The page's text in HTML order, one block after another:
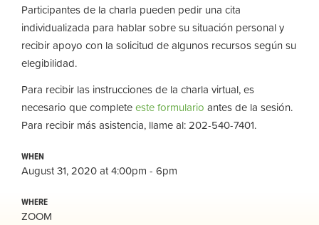
Participantes de la charla pueden pedir una cita
individualizada para hablar sobre su situación personal y
recibir apoyo con la solicitud de algunos recursos según su
elegibilidad.
Para recibir las instrucciones de la charla virtual, es
necesario que completeeste formulario antes de la sesión.
Para recibir más asistencia, llame al: 202-540-7401.
WHEN
August 31, 2020 at 4:00pm - 6pm
WHERE
ZOOM